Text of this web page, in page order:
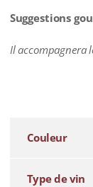
Suggestions
Il accompagnera
Couleur
Type de vin